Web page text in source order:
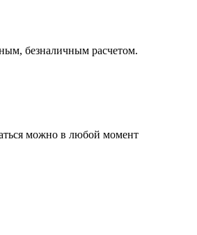
безналичным расчетом.
можно в любой момент